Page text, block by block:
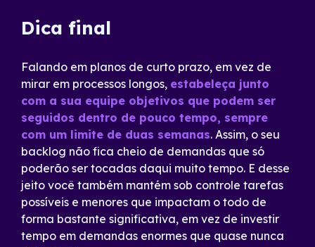
Dica final
Falando em planos de curto prazo, em vez de
mirar em processos longos, estabeleça junto
com a sua equipe objetivos que podem ser
seguidos dentro de pouco tempo, sempre
com um limite de duas semanas. Assim, o seu
backlog não fica cheio de demandas que só
poderão ser tocadas daqui muito tempo. E desse
jeito você também mantém sob controle tarefas
possíveis e menores que impactam o todo de
forma bastante significativa, em vez de investir
tempo em demandas enormes que quase nunca